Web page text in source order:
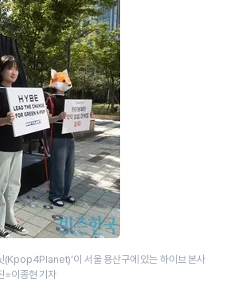
(Kpop4Planet)’이 서울 용산구에 있는 하이브 본사
=이종현 기자